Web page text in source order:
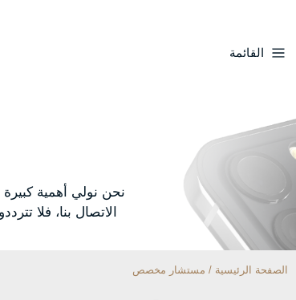
القائمة
نحن نولي أهمية كبيرة
الاتصال بنا، فلا
الصفحة الرئيسية / مستشار مخصص